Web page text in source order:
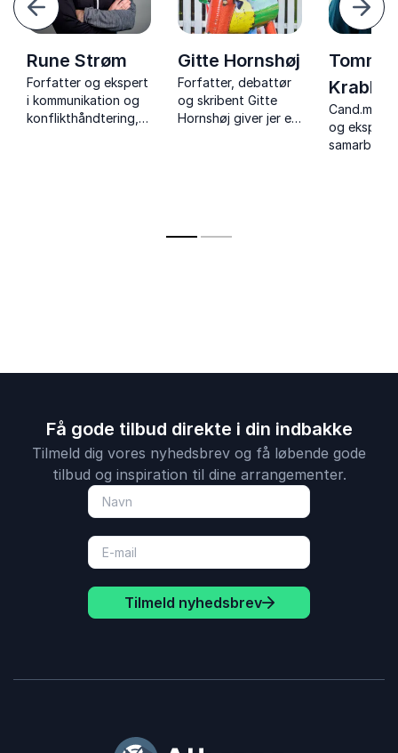
Rune Strøm
Forfatter og ekspert
i kommunikation og
konflikthåndtering,
Gitte Hornshøj
Forfatter, debattør
og skribent Gitte
Hornshøj giver jer et
Tommy
Krabbe
og ekspert i
Få gode tilbud direkte i din indbakke
Tilmeld dig vores nyhedsbrev og få løbende gode
tilbud og inspiration til dine arrangementer.
Tilmeld nyhedsbrev